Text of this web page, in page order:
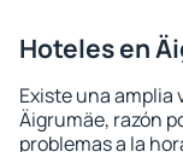
Hoteles en
Existe una amplia
Äigrumäe, razón
problemas a la